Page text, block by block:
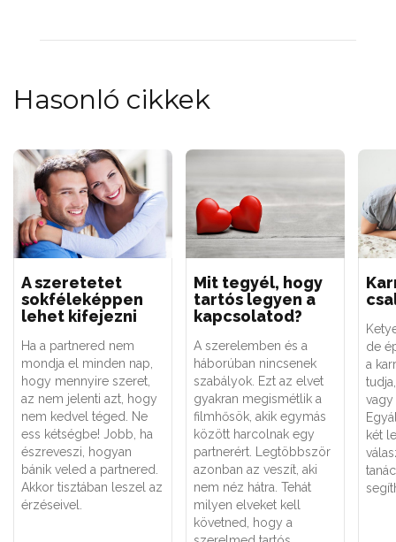
Hasonló cikkek
A szeretetet
sokféleképpen
lehet kifejezni
Ha a partnered nem
mondja el minden nap,
hogy mennyire szeret,
az nem jelenti azt, hogy
nem kedvel téged. Ne
ess kétségbe! Jobb, ha
észreveszi, hogyan
bánik veled a partnered.
Akkor tisztában leszel az
érzéseivel.
Mit tegyél, hogy
tartós legyen a
kapcsolatod?
A szerelemben és a
háborúban nincsenek
szabályok. Ezt az elvet
gyakran megismétlik a
filmhősök, akik egymás
között harcolnak egy
partnerért. Legtöbbször
azonban az veszít, aki
nem néz hátra. Tehát
milyen elveket kell
követned, hogy a
de
a
vagy
két